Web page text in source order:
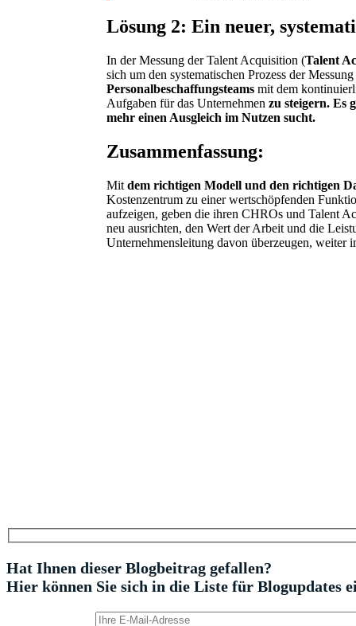
Lösung 2: Ein neuer,
In der Messung der Talent Acquisition (Talent
sich um den systematischen Prozess der
Personalbeschaffungsteams mit dem
Aufgaben für das Unternehmen zu steigern. Es
mehr einen Ausgleich im Nutzen sucht.
Zusammenfassung:
Mit dem richtigen Modell und den richtigen
Kostenzentrum zu einer wertschöpfenden
aufzeigen, geben die ihren CHROs und Talent
neu ausrichten, den Wert der Arbeit und die
Unternehmensleitung davon überzeugen, weiter
Hat Ihnen dieser Blogbeitrag gefallen?
Hier können Sie sich in die Liste für Blogupdates